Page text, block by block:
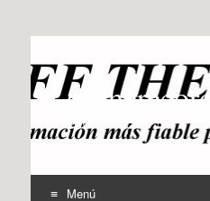
offtherecord
OTR
Menú